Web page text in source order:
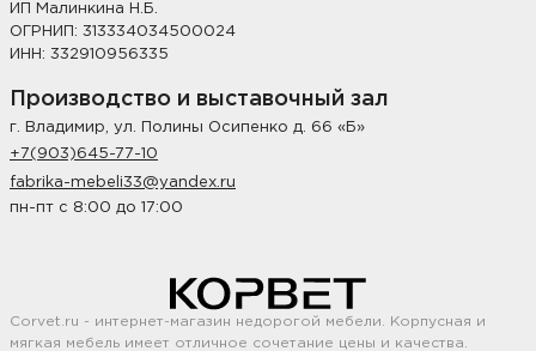
ИП Малинкина Н.Б.
ОГРНИП: 313334034500024
ИНН: 332910956335
Производство и выставочный зал
г. Владимир, ул. Полины Осипенко д. 66 «Б»
+7(903)645-77-10
fabrika-mebeli33@yandex.ru
пн-пт с 8:00 до 17:00
Corvet.ru - интернет-магазин недорогой мебели. Корпусная и
мягкая мебель имеет отличное сочетание цены и качества.